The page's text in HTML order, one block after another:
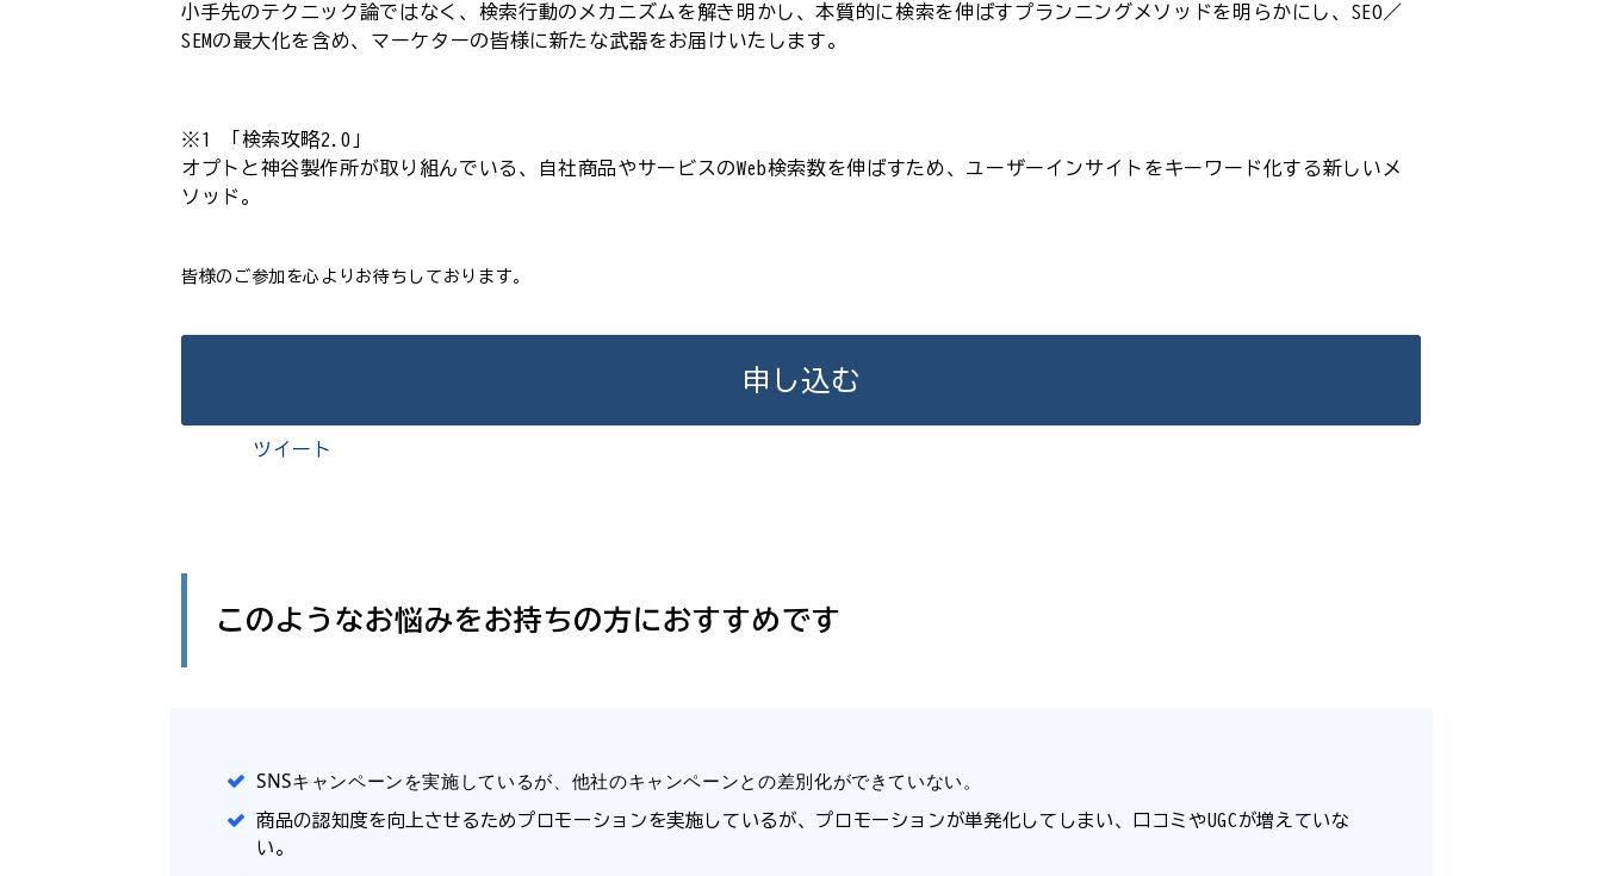
小手先のテクニック論ではなく、検索行動のメカニズムを解き明かし、本質的に検索を伸ばすプランニングメソッドを明らかにし、SEO／
SEMの最大化を含め、マーケターの皆様に新たな武器をお届けいたします。
※1 「検索攻略2.0」
オプトと神谷製作所が取り組んでいる、自社商品やサービスのWeb検索数を伸ばすため、ユーザーインサイトをキーワード化する新しいメ
ソッド。
皆様のご参加を心よりお待ちしております。
申し込む
ツイート
このようなお悩みをお持ちの方におすすめです
SNSキャンペーンを実施しているが、他社のキャンペーンとの差別化ができていない。
商品の認知度を向上させるためプロモーションを実施しているが、プロモーションが単発化してしまい、口コミやUGCが増えていな
い。